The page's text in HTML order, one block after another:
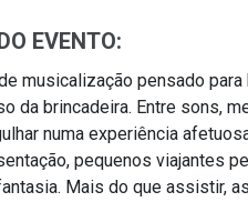
EVENTO:
musicalização pensado
da brincadeira. Entre sons,
numa experiência
pequenos viajantes
Mais do que assistir,